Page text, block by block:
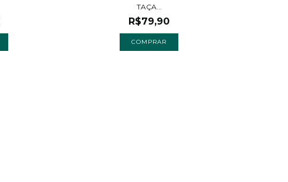
TAÇA...
R$79,90
COMPRAR